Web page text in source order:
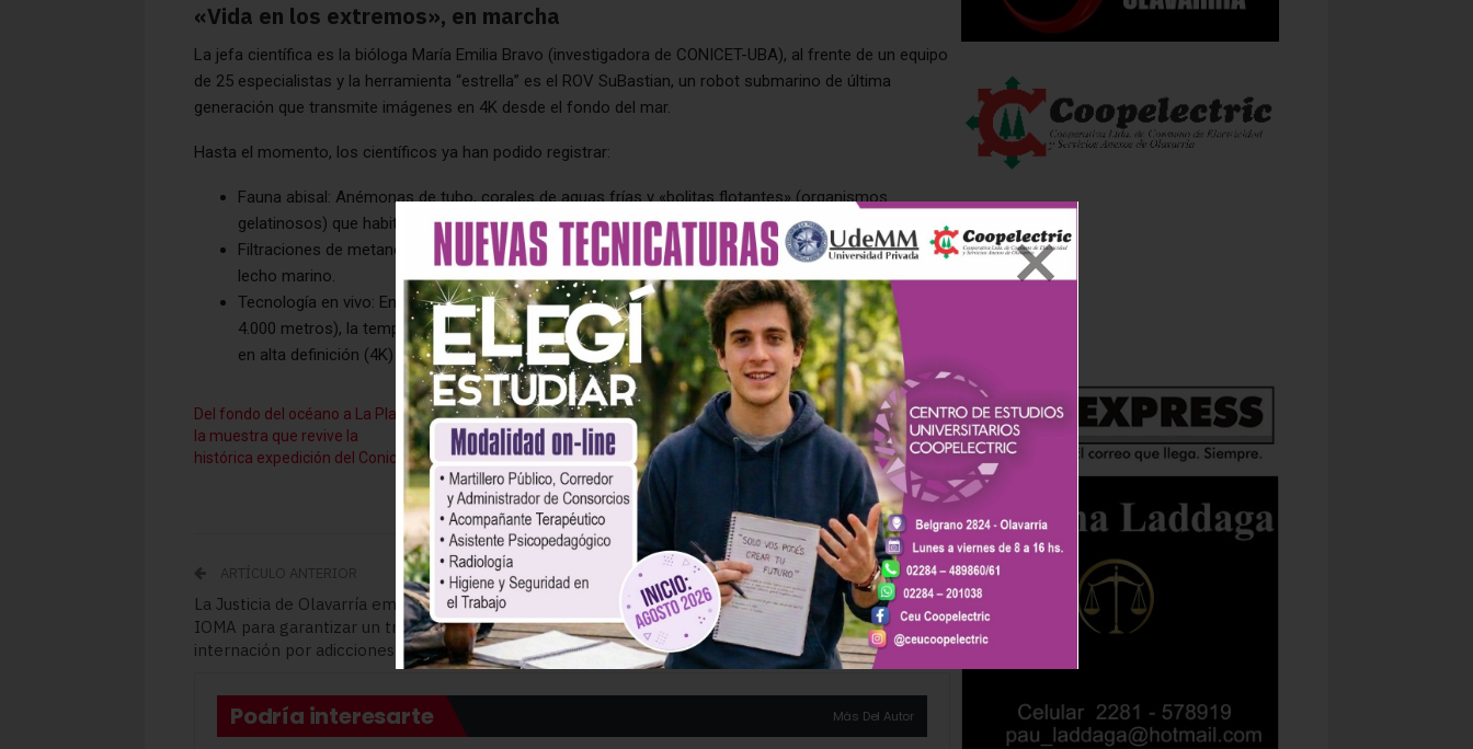
«Vida en los extremos», en marcha
La jefa científica es la bióloga María Emilia Bravo (investigadora de CONICET-UBA), al frente de un equipo
de 25 especialistas y la herramienta “estrella” es el ROV SuBastian, un robot submarino de última
generación que transmite imágenes en 4K desde el fondo del mar.
Hasta el momento, los científicos ya han podido registrar:
Fauna abisal: Anémonas de tubo, corales de aguas frías y «bolitas flotantes» (organismos
gelatinosos) que habitan en la penumbra total.
Filtraciones de metano: El objetivo central de la misión, donde se observa cómo el gas surge del
lecho marino.
Tecnología en vivo: En la pantalla se pueden ver los datos de profundidad (a veces superando los
4.000 metros), la temperatura del agua y las coordenadas exactas de cada hallazgo. Las imágenes
en alta definición (4K) se pueden apreciar en el canal de YouTube del Schmidt Ocean Institute.
Del fondo del océano a La Plata:
la muestra que revive la
histórica expedición del Conicet
La Anmat autorizó un nuevo kit
que procesa más muestras en
menos tiempo y a menos costo
Un kit de producción nacional
permite hacer la prueba PCR
más rápida y económica
ARTÍCULO ANTERIOR
La Justicia de Olavarría embargó fondos de
IOMA para garantizar un tratamiento de
internación por adicciones de un olavarriense
SIGUIENTE ARTÍCULO
Cementos Avellaneda desmintió
«categóricamente» que haya despidos masivos
en la fábrica de Olavarría
Podría interesarte Más Del Autor